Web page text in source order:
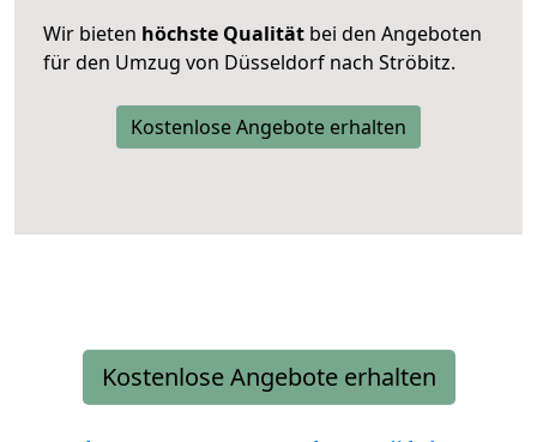
Wir bieten höchste Qualität bei den Angeboten
für den Umzug von Düsseldorf nach Ströbitz.
Kostenlose Angebote erhalten
Kostenlose Angebote erhalten